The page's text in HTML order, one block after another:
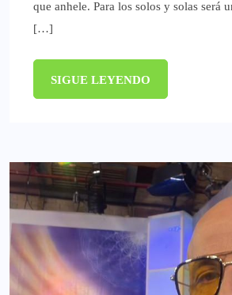
que anhele. Para los solos y solas será
[…]
SIGUE LEYENDO